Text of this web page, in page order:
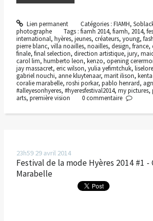
Lien permanent Catégories : FIAMH,
photographe
Tags :fiamh 2014,fiamh, 2014,
international, hyères, jeunes, créateurs, young,
pierre blanc, villa noailles, noailles, design, france,
finale, final selection, direction artistique, jury,
carol lim, humberto leon, kenzo, opening
jay massacret, eric wilson, yulia yefimtchuk,
gabriel nouchi, anne kluytenaar, marit ilison,
coralie marabelle, roshi porkar, pablo henrard,
#alleyesonhyeres, #hyeresfestival2014, my pictures,
arts, première vision 0commentaire
23h59 29 avril 2014
Festival de la mode Hyères 2014 #1 -
Marabelle